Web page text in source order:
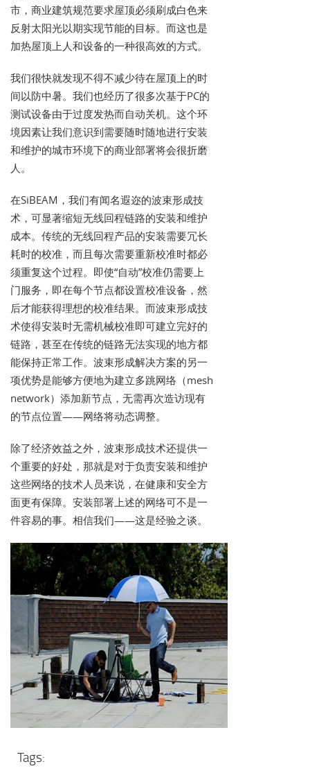
市，商业建筑规范要求屋顶必须刷成白色来
反射太阳光以期实现节能的目标。而这也是
加热屋顶上人和设备的一种很高效的方式。
我们很快就发现不得不减少待在屋顶上的时
间以防中暑。我们也经历了很多次基于PC的
测试设备由于过度发热而自动关机。这个环
境因素让我们意识到需要随时随地进行安装
和维护的城市环境下的商业部署将会很折磨
人。
在SiBEAM，我们有闻名遐迩的波束形成技
术，可显著缩短无线回程链路的安装和维护
成本。传统的无线回程产品的安装需要冗长
耗时的校准，而且每次需要重新校准时都必
须重复这个过程。即使“自动”校准仍需要上
门服务，即在每个节点都设置校准设备，然
后才能获得理想的校准结果。而波束形成技
术使得安装时无需机械校准即可建立完好的
链路，甚至在传统的链路无法实现的地方都
能保持正常工作。波束形成解决方案的另一
项优势是能够方便地为建立多跳网络（mesh
network）添加新节点，无需再次造访现有
的节点位置——网络将动态调整。
除了经济效益之外，波束形成技术还提供一
个重要的好处，那就是对于负责安装和维护
这些网络的技术人员来说，在健康和安全方
面更有保障。安装部署上述的网络可不是一
件容易的事。相信我们——这是经验之谈。
Tags: